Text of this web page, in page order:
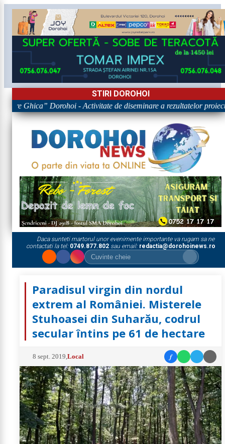
STIRI DOROHOI
Ghica” Dorohoi - Activitate de diseminare a rezultatelor
Daca sunteti martorul unor evenimente importante va rugam sa ne
contactati la tel: 0749.877.802sau email: redactia@dorohoinews.ro
Paradisul virgin din nordul
extrem al României. Misterele
Stuhoasei din Suharău, codrul
secular întins pe 61 de hectare
8 sept. 2019 ,Local f